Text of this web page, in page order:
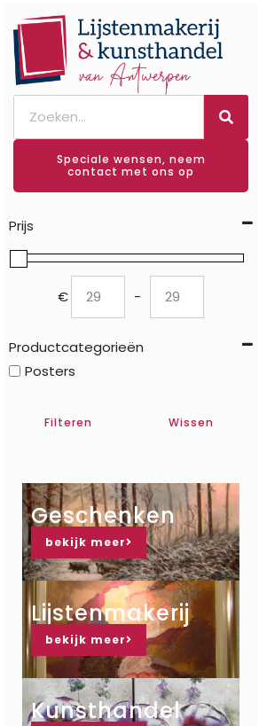
Speciale wensen, neem
contact met ons op
Prijs
€ Minimum Price
-Maximum Price
Productcategorieën
Posters
Filteren Wissen
Geschenken
bekijk meer
Lijstenmakerij
bekijk meer
Kunsthandel